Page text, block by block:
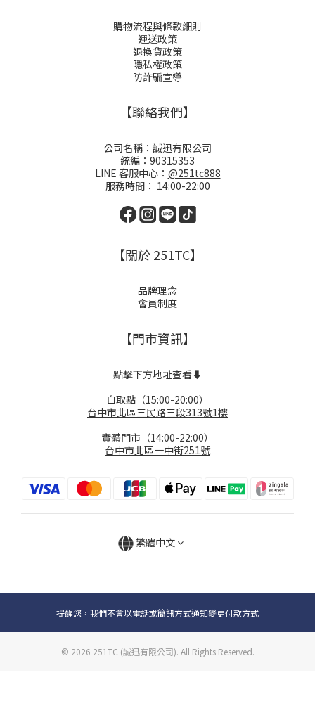
購物流程與條款細則
運送政策
退換貨政策
隱私權政策
防詐騙宣導
【聯絡我們】
公司名稱：誠迅有限公司
統編：90315353
LINE 客服中心： @251tc888
服務時間： 14:00-22:00
【關於 251TC】
品牌理念
會員制度
【門市資訊】
點擊下方地址查看⬇️
自取點（15:00-20:00）
台中市北區三民路三段313號1樓
實體門市（14:00-22:00）
台中市北區一中街251號
繁體中文
提醒您，我們不會以電話或簡訊方式通知變更付款方式
© 2026 251TC (誠迅有限公司). All Rights Reserved.